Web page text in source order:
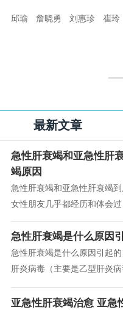
邱瑜 詹晓勇 刘惠珍 崔玲
最新文章
急性肝衰竭和亚急性肝
竭原因
急性肝衰竭和亚急性肝衰竭
女性朋友几乎都经历和体会
忍受，如果稍微严重的话，
急性肝衰竭是什么原因
急性肝衰竭是什么原因引起
肝炎病毒（主要是乙型肝炎
亚急性肝衰竭治愈 亚急